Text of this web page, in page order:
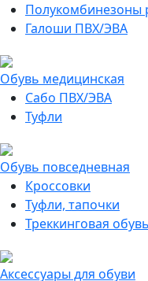
Полукомбинезоны
Галоши ПВХ/ЭВА
Обувь медицинская
Сабо ПВХ/ЭВА
Туфли
Обувь повседневная
Кроссовки
Туфли, тапочки
Треккинговая обувь
Аксессуары для обуви